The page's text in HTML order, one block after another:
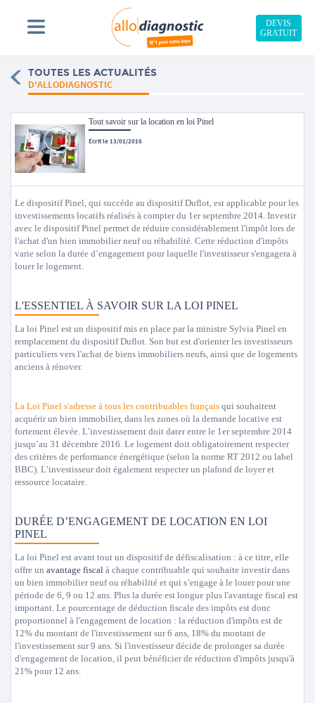
DEVIS
GRATUIT
TOUTES LES ACTUALITÉS
D'ALLODIAGNOSTIC
Tout savoir sur la location en loi Pinel
Écrit le 13/01/2016
Le dispositif Pinel, qui succède au dispositif Duflot, est applicable pour les
investissements locatifs réalisés à compter du 1er septembre 2014. Investir
avec le dispositif Pinel permet de réduire considérablement l'impôt lors de
l'achat d'un bien immobilier neuf ou réhabilité. Cette réduction d'impôts
varie selon la durée d’engagement pour laquelle l'investisseur s'engagera à
louer le logement.
L'ESSENTIEL À SAVOIR SUR LA LOI PINEL
La loi Pinel est un dispositif mis en place par la ministre Sylvia Pinel en
remplacement du dispositif Duflot. Son but est d'orienter les investisseurs
particuliers vers l'achat de biens immobiliers neufs, ainsi que de logements
anciens à rénover.
La Loi Pinel s'adresse à tous les contribuables français qui souhaitent
acquérir un bien immobilier, dans les zones où la demande locative est
fortement élevée. L’investissement doit dater entre le 1er septembre 2014
jusqu’au 31 décembre 2016. Le logement doit obligatoirement respecter
des critères de performance énergétique (selon la norme RT 2012 ou label
BBC). L’investisseur doit également respecter un plafond de loyer et
ressource locataire.
DURÉE D’ENGAGEMENT DE LOCATION EN LOI
PINEL
La loi Pinel est avant tout un dispositif de défiscalisation : à ce titre, elle
offre un avantage fiscal à chaque contribuable qui souhaite investir dans
un bien immobilier neuf ou réhabilité et qui s’engage à le louer pour une
période de 6, 9 ou 12 ans. Plus la durée est longue plus l'avantage fiscal est
important. Le pourcentage de déduction fiscale des impôts est donc
proportionnel à l'engagement de location : la réduction d'impôts est de
12% du montant de l'investissement sur 6 ans, 18% du montant de
l'investissement sur 9 ans. Si l'investisseur décide de prolonger sa durée
d'engagement de location, il peut bénéficier de réduction d'impôts jusqu'à
21% pour 12 ans.